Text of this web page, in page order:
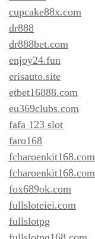
cupcake88x.com
dr888
dr888bet.com
enjoy24.fun
erisauto.site
etbet16888.com
eu369clubs.com
fafa 123 slot
faro168
fcharoenkit168.com
fcharoenkit168.com
fox689ok.com
fullsloteiei.com
fullslotpg